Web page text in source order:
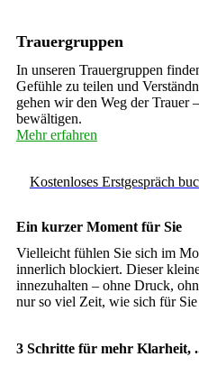
Trauergruppen
In unseren Trauergruppen
Gefühle zu teilen und
gehen wir den Weg der Trauer
bewältigen.
Mehr erfahren
Kostenloses Erstgespräch
Ein kurzer Moment für Sie
Vielleicht fühlen Sie sich im
innerlich blockiert. Dieser
innezuhalten – ohne Druck,
nur so viel Zeit, wie sich für
3 Schritte für mehr Klarheit,